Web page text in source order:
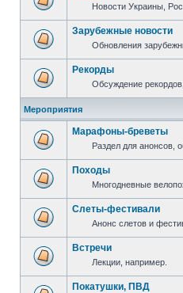
Новости Украины,
Зарубежные новости
Обновления
Рекорды
Обсуждение
Мероприятия
Марафоны-бреветы
Раздел для анонсов,
Походы
Многодневные
Слеты-фестивали
Анонс слетов и
Встречи
Лекции, например.
Покатушки, ПВД